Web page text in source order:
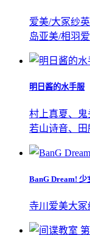
爱美/大冢纱
岛亚美/相羽
明日酱的水手服
村上真夏、鬼
若山诗音、
BanG Dream!
寺川爱美大冢